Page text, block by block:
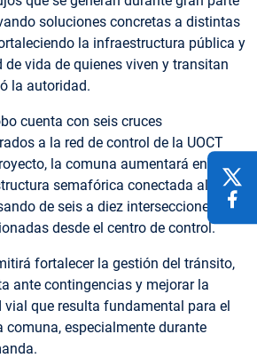
soluciones concretas a distintas
la infraestructura pública y
vida de quienes viven y transitan
la autoridad.
cuenta con seis cruces
a la red de control de la UOCT
la comuna aumentará en cerca
semafórica conectada al
de seis a diez intersecciones
desde el centro de control.
fortalecer la gestión del tránsito,
ante contingencias y mejorar la
vial que resulta fundamental para el
especialmente durante